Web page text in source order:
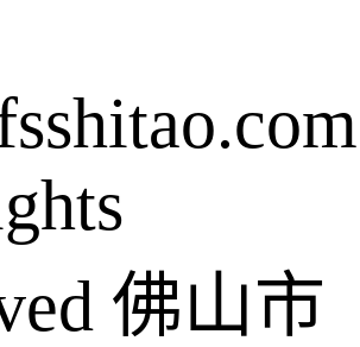
佛山市